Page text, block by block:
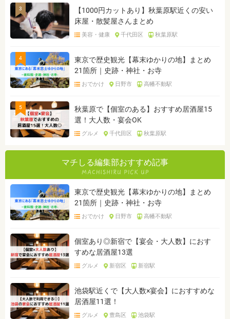
3
【1000円カットあり】秋葉原駅近くの安い
床屋・散髪屋さんまとめ
美容・健康 千代田区 秋葉原駅
4
東京で歴史観光【幕末ゆかりの地】まとめ
21箇所｜史跡・神社・お寺
おでかけ 日野市 高幡不動駅
5
秋葉原で【個室のある】おすすめ居酒屋15
選！大人数・宴会OK
グルメ 千代田区 秋葉原駅
マチしる編集部おすすめ記事
東京で歴史観光【幕末ゆかりの地】まとめ
21箇所｜史跡・神社・お寺
おでかけ 日野市 高幡不動駅
個室あり◎新宿で【宴会・大人数】におす
すめな居酒屋13選
グルメ 新宿区 新宿駅
池袋駅近くで【大人数×宴会】におすすめな
居酒屋11選！
グルメ 豊島区 池袋駅